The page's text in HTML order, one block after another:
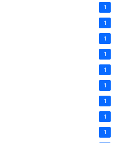
1
1
1
1
1
1
1
1
1